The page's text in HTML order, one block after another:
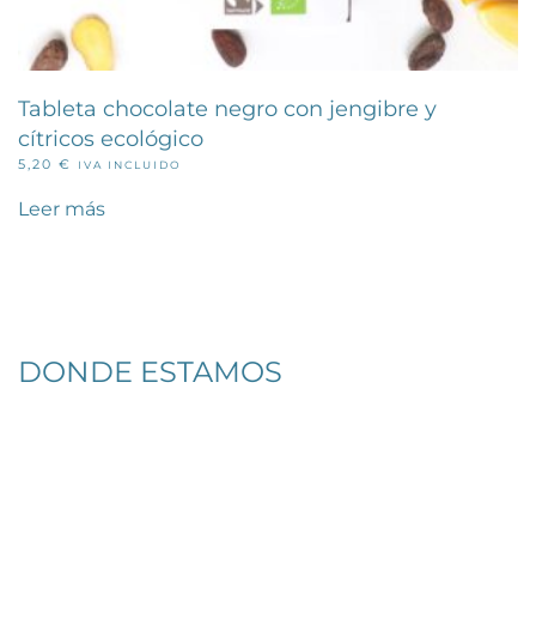
Tableta chocolate negro con jengibre y
cítricos ecológico
5,20 € IVA INCLUIDO
Leer más
DONDE ESTAMOS